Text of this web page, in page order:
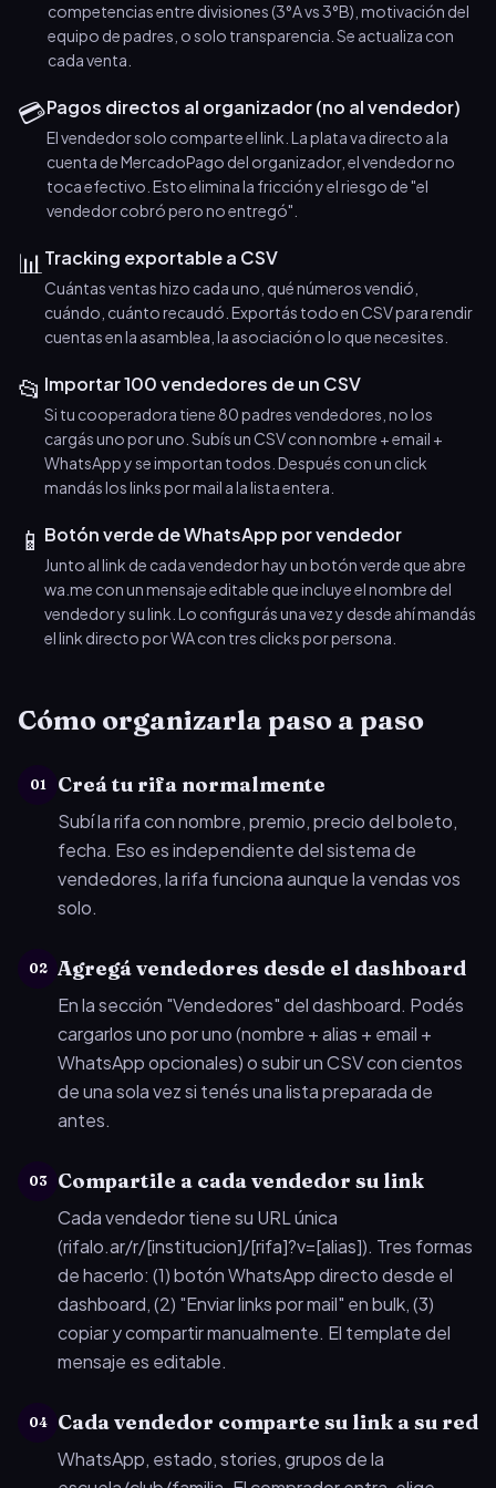
competencias entre divisiones (3°A vs 3°B), motivación del
equipo de padres, o solo transparencia. Se actualiza con
cada venta.
💳Pagos directos al organizador (no al vendedor)
El vendedor solo comparte el link. La plata va directo a la
cuenta de MercadoPago del organizador, el vendedor no
toca efectivo. Esto elimina la fricción y el riesgo de "el
vendedor cobró pero no entregó".
📊 Tracking exportable a CSV
Cuántas ventas hizo cada uno, qué números vendió,
cuándo, cuánto recaudó. Exportás todo en CSV para rendir
cuentas en la asamblea, la asociación o lo que necesites.
📂 Importar 100 vendedores de un CSV
Si tu cooperadora tiene 80 padres vendedores, no los
cargás uno por uno. Subís un CSV con nombre + email +
WhatsApp y se importan todos. Después con un click
mandás los links por mail a la lista entera.
📱 Botón verde de WhatsApp por vendedor
Junto al link de cada vendedor hay un botón verde que abre
wa.me con un mensaje editable que incluye el nombre del
vendedor y su link. Lo configurás una vez y desde ahí mandás
el link directo por WA con tres clicks por persona.
Cómo organizarla paso a paso
01 Creá tu rifa normalmente
Subí la rifa con nombre, premio, precio del boleto,
fecha. Eso es independiente del sistema de
vendedores, la rifa funciona aunque la vendas vos
solo.
02 Agregá vendedores desde el dashboard
En la sección "Vendedores" del dashboard. Podés
cargarlos uno por uno (nombre + alias + email +
WhatsApp opcionales) o subir un CSV con cientos
de una sola vez si tenés una lista preparada de
antes.
03 Compartile a cada vendedor su link
Cada vendedor tiene su URL única
(rifalo.ar/r/[institucion]/[rifa]?v=[alias]). Tres formas
de hacerlo: (1) botón WhatsApp directo desde el
dashboard, (2) "Enviar links por mail" en bulk, (3)
copiar y compartir manualmente. El template del
mensaje es editable.
04 Cada vendedor comparte su link a su red
WhatsApp, estado, stories, grupos de la